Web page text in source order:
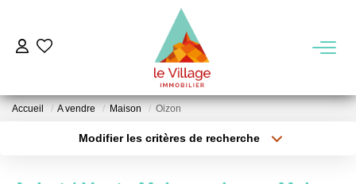
VENTE
Accueil A vendre Maison Oizon
Modifier les critères de recherche